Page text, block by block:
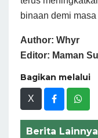
binaan demi
Author: Whyr
Editor: Maman
Bagikan melalui
X
Berita Lainnya